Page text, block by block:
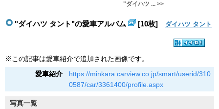
"ダイハツ ... >>
"ダイハツ タント"の愛車アルバム [10枚] ダイハツ タント
※この記事は愛車紹介で追加された画像です。
愛車紹介
https://minkara.carview.co.jp/smart/userid/310
0587/car/3361400/profile.aspx
写真一覧